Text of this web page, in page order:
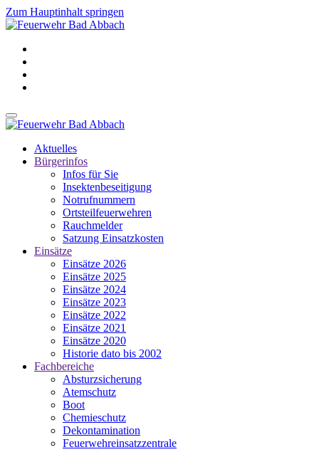
Zum Hauptinhalt springen
Aktuelles
Bürgerinfos
Infos für Sie
Insektenbeseitigung
Notrufnummern
Ortsteilfeuerwehren
Rauchmelder
Satzung Einsatzkosten
Einsätze
Einsätze 2026
Einsätze 2025
Einsätze 2024
Einsätze 2023
Einsätze 2022
Einsätze 2021
Einsätze 2020
Historie dato bis 2002
Fachbereiche
Absturzsicherung
Atemschutz
Boot
Chemieschutz
Dekontamination
Feuerwehreinsatzzentrale